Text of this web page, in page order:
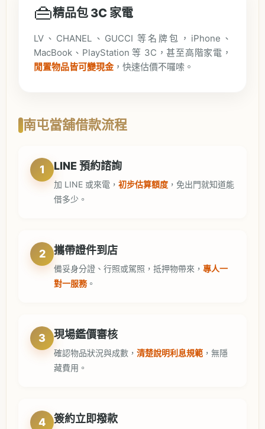
👜精品包 3C 家電
LV、CHANEL、GUCCI 等名牌包，iPhone、
MacBook、PlayStation 等 3C，甚至高階家電，
閒置物品皆可變現金，快速估價不囉嗦。
南屯當舖借款流程
1 LINE 預約諮詢
加 LINE 或來電， 初步估算額度 ，免出門就知道能
借多少。
2 攜帶證件到店
備妥身分證、行照或駕照，抵押物帶來， 專人一
對一服務 。
3 現場鑑價審核
確認物品狀況與成數， 清楚說明利息規範 ，無隱
藏費用。
4 簽約立即撥款